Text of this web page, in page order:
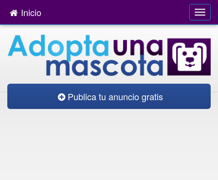
Inicio
Publica tu anuncio gratis